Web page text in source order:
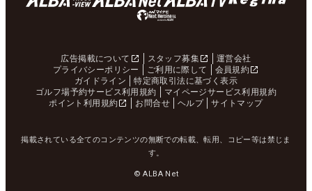
広告掲載について スタッフ募集
運営会社
プライバシーポリシー
ご利用に際して
会員規約
ガイドライン
特定商取引法に基づく表示
ゴルフ場予約サービス利用規約
マイページサービス利用規約
ポイント利用規約
お問合せ ヘルプ サイトマップ
掲載されている全てのコンテンツの無断での転載、転用、コピー等は禁じま
す。
© ALBA Net